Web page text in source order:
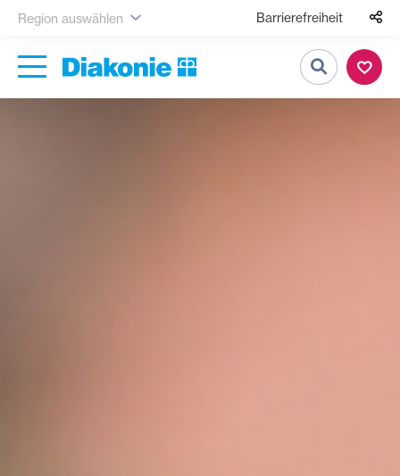
Region auswählen Barrierefreiheit
Suche